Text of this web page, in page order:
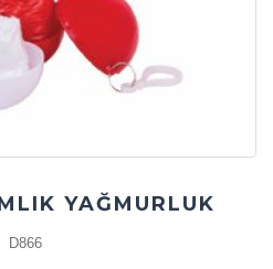
YAĞMURLUK
D866